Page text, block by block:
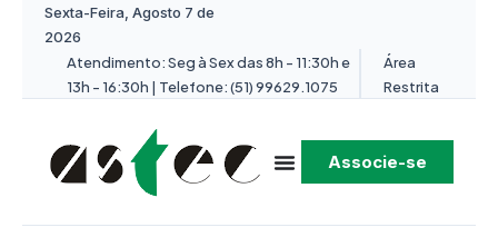
Sexta-Feira, Agosto 7 de
2026
Atendimento: Seg à Sex das 8h - 11:30h e
13h - 16:30h | Telefone: (51) 99629.1075
Área
Restrita
Associe-se